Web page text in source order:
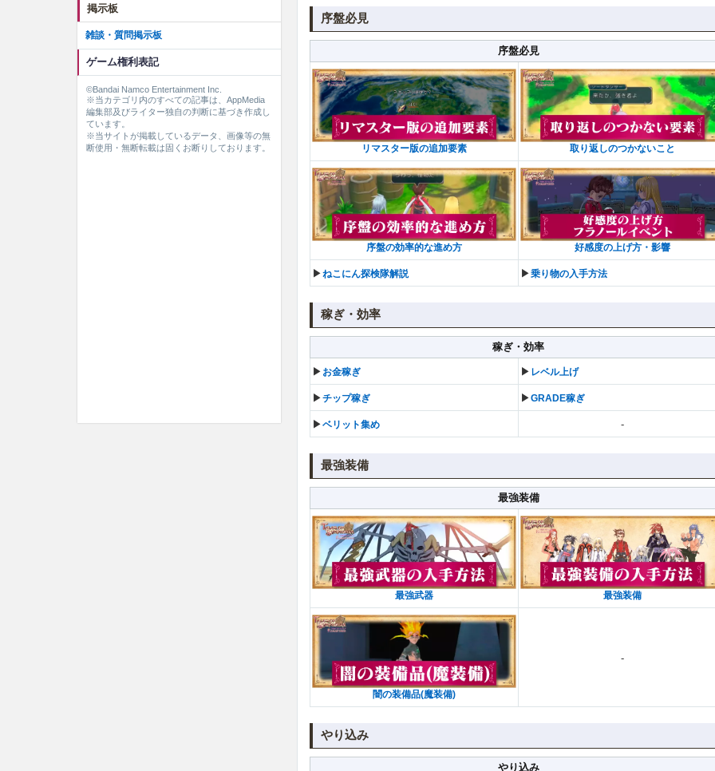
序盤必見
序盤必見
リマスター版の追加要素 取り返しのつかないこと
序盤の効率的な進め方 好感度の上げ方・影響
▶︎ねこにん探検隊解説 ▶︎乗り物の入手方法
稼ぎ・効率
稼ぎ・効率
▶︎ お金稼ぎ ▶︎ レベル上げ
▶︎チップ稼ぎ ▶︎GRADE稼ぎ
▶︎ベリット集め -
最強装備
最強装備
最強武器 最強装備
闇の装備品(魔装備)
-
やり込み
やり込み
掲示板
雑談・質問掲示板
ゲーム権利表記
©Bandai Namco Entertainment Inc.
※当カテゴリ内のすべての記事は、AppMedia
編集部及びライター独自の判断に基づき作成し
ています。
※当サイトが掲載しているデータ、画像等の無
断使用・無断転載は固くお断りしております。